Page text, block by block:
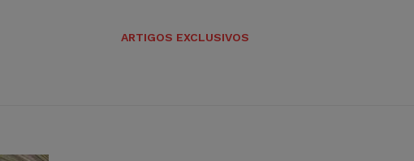
ARTIGOS EXCLUSIVOS